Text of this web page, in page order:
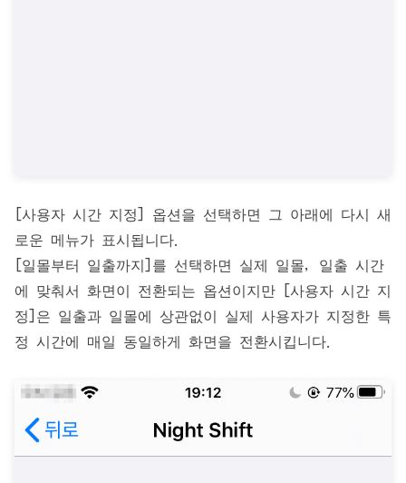
[사용자 시간 지정] 옵션을 선택하면 그 아래에 다시 새
로운 메뉴가 표시됩니다.
[일몰부터 일출까지]를 선택하면 실제 일몰, 일출 시간
에 맞춰서 화면이 전환되는 옵션이지만 [사용자 시간 지
정]은 일출과 일몰에 상관없이 실제 사용자가 지정한 특
정 시간에 매일 동일하게 화면을 전환시킵니다.